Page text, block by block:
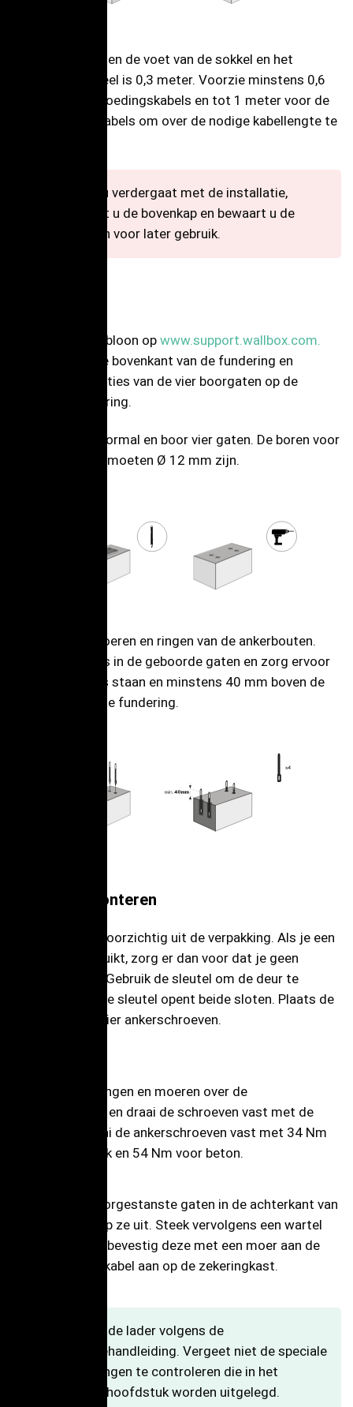
De afstand tussen de voet van de sokkel en het
elektrische paneel is 0,3 meter. Voorzie minstens 0,6
meter voor de voedingskabels en tot 1 meter voor de
communicatiekabels om over de nodige kabellengte te
Voordat u verdergaat met de installatie,
verwijdert u de bovenkap en bewaart u de
schroeven voor later gebruik.
Vind de boorsjabloon opwww.support.wallbox.com.
Plaats het op de bovenkant van de fundering en
markeer de posities van de vier boorgaten op de
betonnen fundering.
Verwijder de boormal en boor vier gaten. De boren voor
de ankerbouten moeten Ø 12 mm zijn.
Verwijder de moeren en ringen van de ankerbouten.
Plaats de ankers in de geboorde gaten en zorg ervoor
dat ze waterpas staan en minstens 40 mm boven de
bovenkant van de fundering.
De sokkel monteren
Haal de sokkel voorzichtig uit de verpakking. Als je een
hobbymes gebruikt, zorg er dan voor dat je geen
krassen maakt. Gebruik de sleutel om de deur te
openen; dezelfde sleutel opent beide sloten. Plaats de
sokkel over de vier ankerschroeven.
Plaats de sluitringen en moeren over de
ankerschroeven en draai de schroeven vast met de
dopsleutel. Draai de ankerschroeven vast met 34 Nm
voor metselwerk en 54 Nm voor beton.
Zoek de drie voorgestanste gaten in de achterkant van
de sokkel en klop ze uit. Steek vervolgens een wartel
door het gat en bevestig deze met een moer aan de
sokkel. Sluit de kabel aan op de zekeringkast.
Installeer de lader volgens de
installatiehandleiding. Vergeet niet de speciale
overwegingen te controleren die in het
volgende hoofdstuk worden uitgelegd.